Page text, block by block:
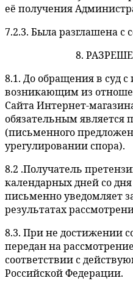
её получения
7.2.3. Была разглашена с
8.
8.1. До обращения в суд
возникающим из
Сайта Интернет-
обязательным является
(письменного
урегулировании спора).
8.2 .Получатель
календарных дней со
письменно уведомляет
результатах
8.3. При не достижении
передан на
соответствии с
Российской Федерации.